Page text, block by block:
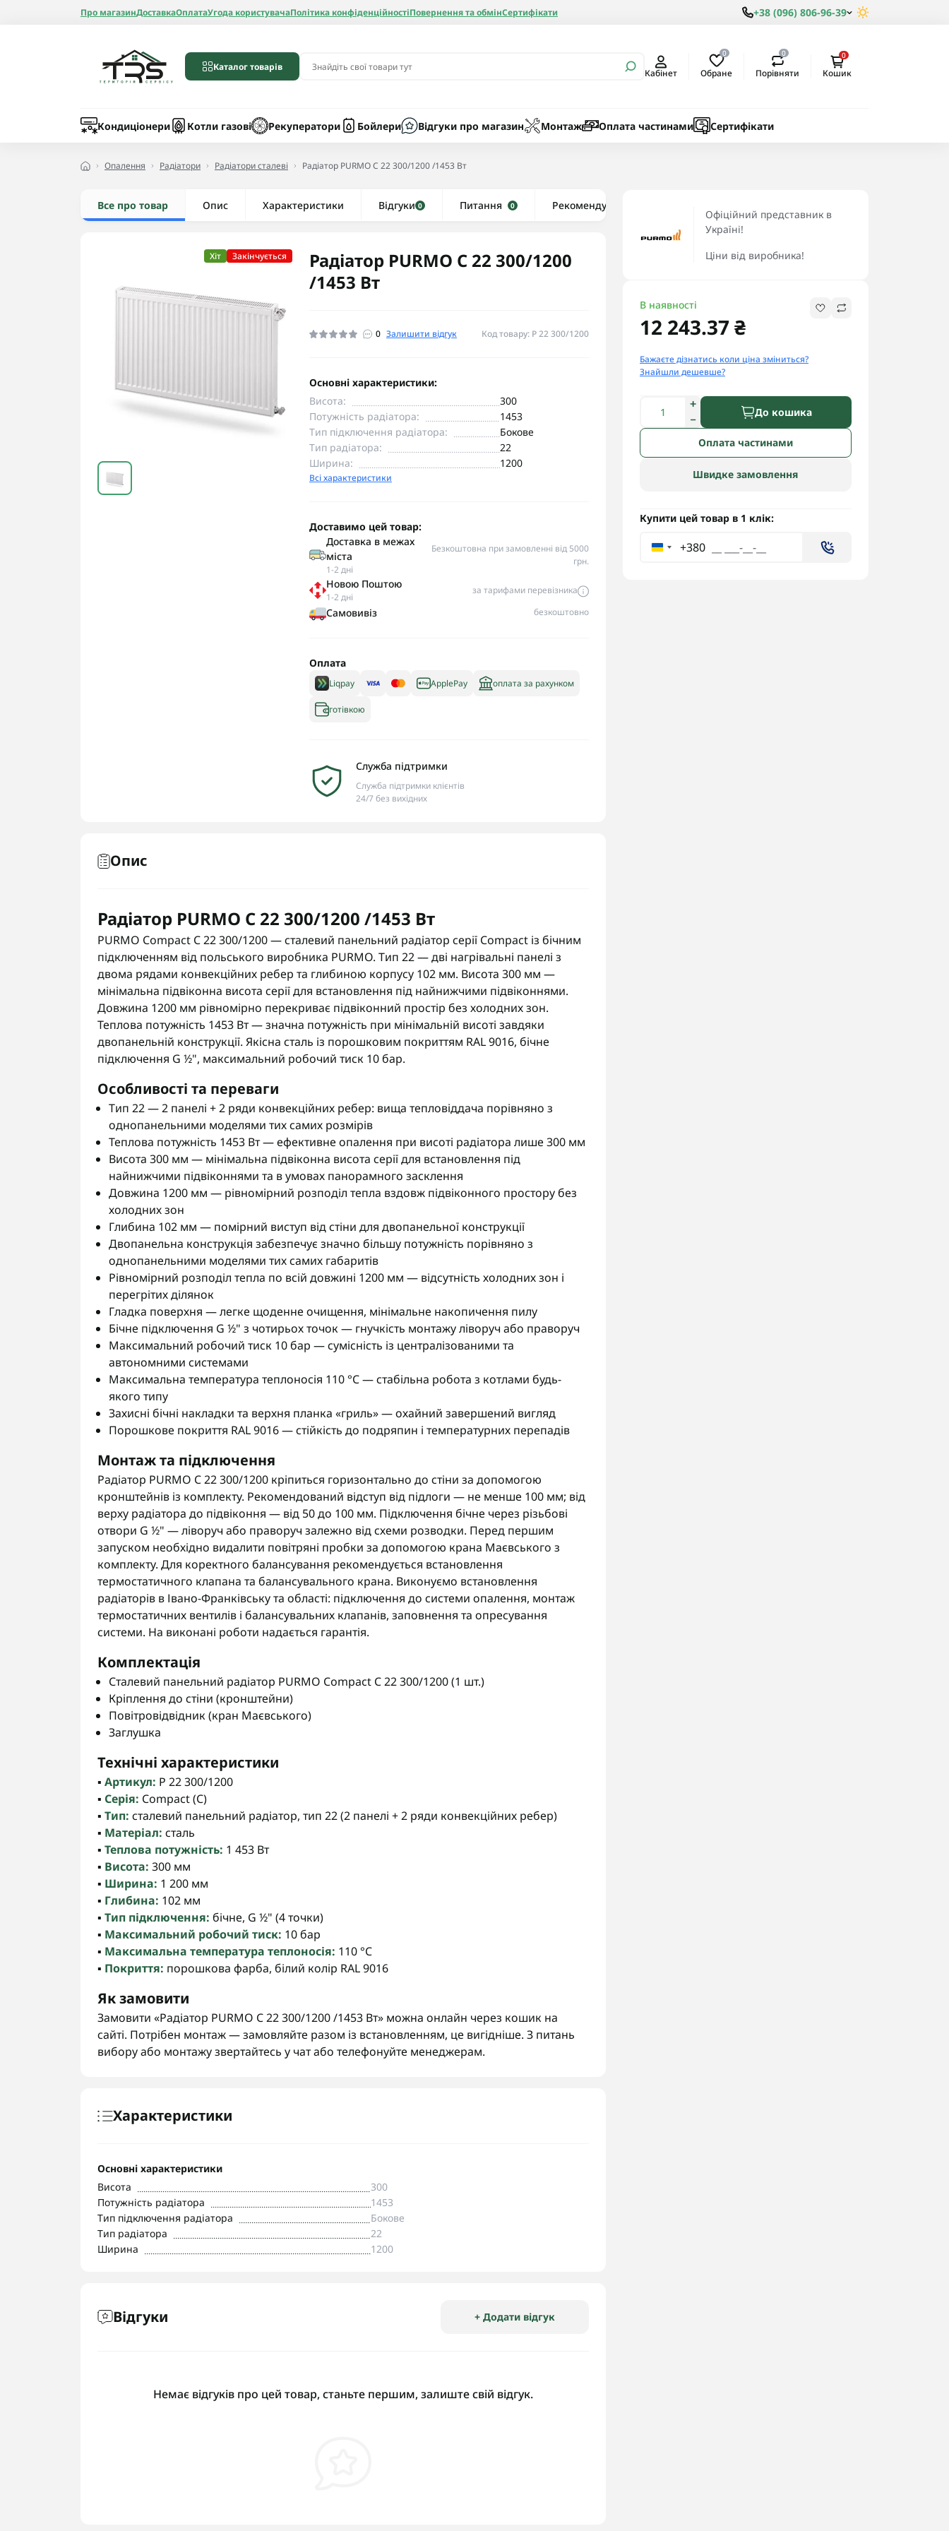
Про магазинДоставкаОплатаУгода користувачаПолітика конфіденційностіПовернення та обмінСертифікати +38 (096) 806-96-39
Каталог товарів
Кабінет
0
Обране
0
Порівняти
0
Кошик
Кондиціонери Котли газові Рекуператори Бойлери Відгуки про магазин Монтаж Оплата частинами Сертифікати
Радіатори алюмінієві
Рушникосушки водяні
Колби
Опалення Радіатори Радіатори сталеві Радіатор PURMO C 22 300/1200 /1453 Вт
Все про товар Опис Характеристики Відгуки 0 Питання 0 Рекомендуємо
Хіт Закінчується
Радіатор PURMO C 22 300/1200
/1453 Вт
0 Залишити відгук Код товару: P 22 300/1200
Офіційний представник в
Україні!
Ціни від виробника!
В наявності
12 243.37 ₴
Бажаєте дізнатись коли ціна зміниться?
Знайшли дешевше?
До кошика
Оплата частинами
Швидке замовлення
Купити цей товар в 1 клік:
+380
Основні характеристики:
Висота:
300
Потужність радіатора:
1453
Тип підключення радіатора:
Бокове
Тип радіатора:
22
Ширина:
1200
Всі характеристики
Доставимо цей товар:
Доставка в межах
міста
1-2 дні
Безкоштовна при замовленні від 5000
грн.
Новою Поштою
1-2 дні
за тарифами перевізника
Самовивіз безкоштовно
Оплата
Liqpay ApplePay оплата за рахунком
готівкою
Служба підтримки
Служба підтримки клієнтів
24/7 без вихідних
Опис
Радіатор PURMO C 22 300/1200 /1453 Вт
PURMO Compact C 22 300/1200 — сталевий панельний радіатор серії Compact із бічним
підключенням від польського виробника PURMO. Тип 22 — дві нагрівальні панелі з
двома рядами конвекційних ребер та глибиною корпусу 102 мм. Висота 300 мм —
мінімальна підвіконна висота серії для встановлення під найнижчими підвіконнями.
Довжина 1200 мм рівномірно перекриває підвіконний простір без холодних зон.
Теплова потужність 1453 Вт — значна потужність при мінімальній висоті завдяки
двопанельній конструкції. Якісна сталь із порошковим покриттям RAL 9016, бічне
підключення G ½", максимальний робочий тиск 10 бар.
Особливості та переваги
Тип 22 — 2 панелі + 2 ряди конвекційних ребер: вища тепловіддача порівняно з
однопанельними моделями тих самих розмірів
Теплова потужність 1453 Вт — ефективне опалення при висоті радіатора лише 300 мм
Висота 300 мм — мінімальна підвіконна висота серії для встановлення під
найнижчими підвіконнями та в умовах панорамного засклення
Довжина 1200 мм — рівномірний розподіл тепла вздовж підвіконного простору без
холодних зон
Глибина 102 мм — помірний виступ від стіни для двопанельної конструкції
Двопанельна конструкція забезпечує значно більшу потужність порівняно з
однопанельними моделями тих самих габаритів
Рівномірний розподіл тепла по всій довжині 1200 мм — відсутність холодних зон і
перегрітих ділянок
Гладка поверхня — легке щоденне очищення, мінімальне накопичення пилу
Бічне підключення G ½" з чотирьох точок — гнучкість монтажу ліворуч або праворуч
Максимальний робочий тиск 10 бар — сумісність із централізованими та
автономними системами
Максимальна температура теплоносія 110 °C — стабільна робота з котлами будь-
якого типу
Захисні бічні накладки та верхня планка «гриль» — охайний завершений вигляд
Порошкове покриття RAL 9016 — стійкість до подряпин і температурних перепадів
Монтаж та підключення
Радіатор PURMO C 22 300/1200 кріпиться горизонтально до стіни за допомогою
кронштейнів із комплекту. Рекомендований відступ від підлоги — не менше 100 мм; від
верху радіатора до підвіконня — від 50 до 100 мм. Підключення бічне через різьбові
отвори G ½" — ліворуч або праворуч залежно від схеми розводки. Перед першим
запуском необхідно видалити повітряні пробки за допомогою крана Маєвського з
комплекту. Для коректного балансування рекомендується встановлення
термостатичного клапана та балансувального крана. Виконуємо встановлення
радіаторів в Івано-Франківську та області: підключення до системи опалення, монтаж
термостатичних вентилів і балансувальних клапанів, заповнення та опресування
системи. На виконані роботи надається гарантія.
Комплектація
Сталевий панельний радіатор PURMO Compact C 22 300/1200 (1 шт.)
Кріплення до стіни (кронштейни)
Повітровідвідник (кран Маєвського)
Заглушка
Технічні характеристики
▪️ Артикул: P 22 300/1200
▪️ Серія: Compact (C)
▪️ Тип: сталевий панельний радіатор, тип 22 (2 панелі + 2 ряди конвекційних ребер)
▪️ Матеріал: сталь
▪️ Теплова потужність: 1 453 Вт
▪️ Висота: 300 мм
▪️ Ширина: 1 200 мм
▪️ Глибина: 102 мм
▪️ Тип підключення: бічне, G ½" (4 точки)
▪️ Максимальний робочий тиск: 10 бар
▪️ Максимальна температура теплоносія: 110 °C
▪️ Покриття: порошкова фарба, білий колір RAL 9016
Як замовити
Замовити «Радіатор PURMO C 22 300/1200 /1453 Вт» можна онлайн через кошик на
сайті. Потрібен монтаж — замовляйте разом із встановленням, це вигідніше. З питань
вибору або монтажу звертайтесь у чат або телефонуйте менеджерам.
Характеристики
Основні характеристики
Висота
300
Потужність радіатора
1453
Тип підключення радіатора
Бокове
Тип радіатора
22
Ширина
1200
Відгуки + Додати відгук
Немає відгуків про цей товар, станьте першим, залиште свій відгук.